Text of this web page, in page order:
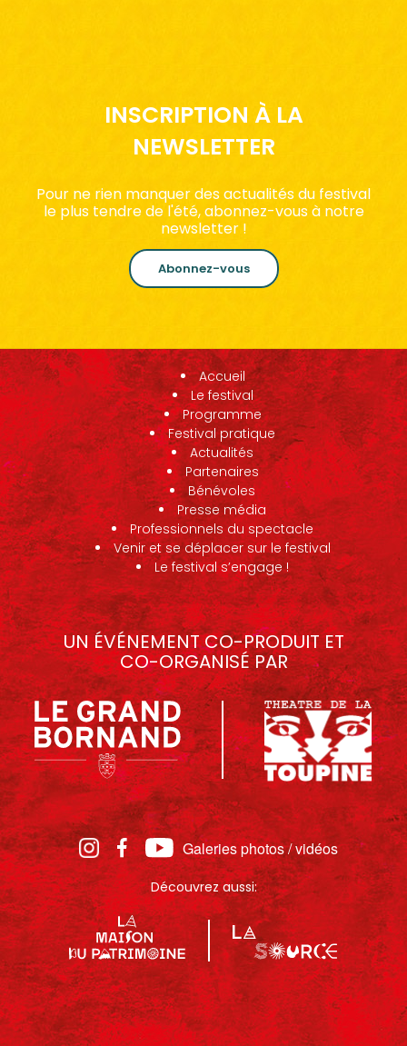
INSCRIPTION À LA
NEWSLETTER
Pour ne rien manquer des actualités du festival
le plus tendre de l'été, abonnez-vous à notre
newsletter !
Abonnez-vous
Accueil
Le festival
Programme
Festival pratique
Actualités
Partenaires
Bénévoles
Presse média
Professionnels du spectacle
Venir et se déplacer sur le festival
Le festival s’engage !
UN ÉVÉNEMENT CO-PRODUIT ET
CO-ORGANISÉ PAR
Galeries photos / vidéos
Découvrez aussi: